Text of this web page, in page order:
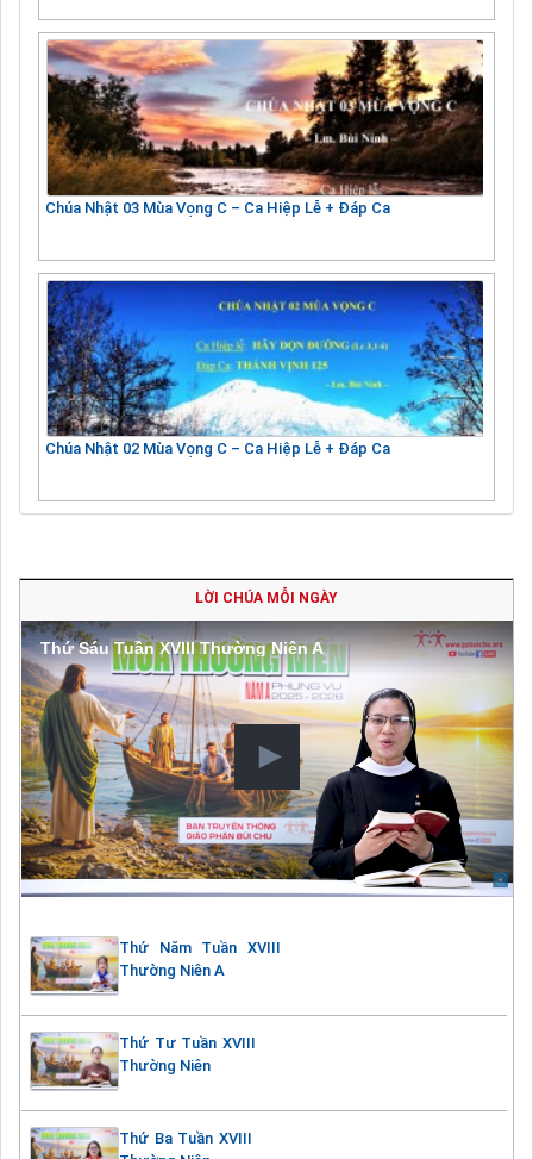
Chúa Nhật 03 Mùa Vọng C – Ca Hiệp Lễ + Đáp Ca
Chúa Nhật 02 Mùa Vọng C – Ca Hiệp Lễ + Đáp Ca
LỜI CHÚA MỖI NGÀY
Thứ Sáu Tuần XVIII Thường Niên A
Thứ Năm Tuần XVIII
Thường Niên A
Thứ Tư Tuần XVIII
Thường Niên
Thứ Ba Tuần XVIII